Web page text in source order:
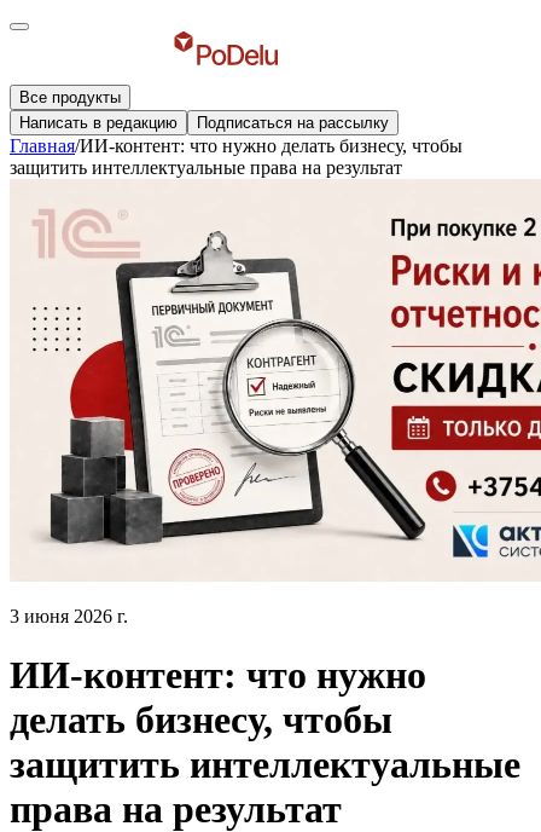
Все продукты
Написать в редакцию
Подписаться на рассылку
Главная/ИИ-контент: что нужно делать бизнесу, чтобы
защитить интеллектуальные права на результат
3 июня 2026 г.
ИИ-контент: что нужно
делать бизнесу, чтобы
защитить интеллектуальные
права на результат